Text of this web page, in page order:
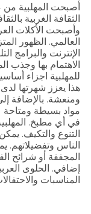
أصبحت المهلبية من
الثقافة الغربية
وأصبحت الأكلات
العالمي. الظهور
الإنترنت والبرامج
الاهتمام بها وجذب
للمهلبية اجزاء
هذا يعزز شهرتها
ومنعشة. بالإضافة
مواد بسيطة ومتاحة
في أي مطبخ.
التنوع والتكيف.
الناس وتفضيلاتهم.
المجففة أو شرائح
إضافي. الحلوى
المناسبات